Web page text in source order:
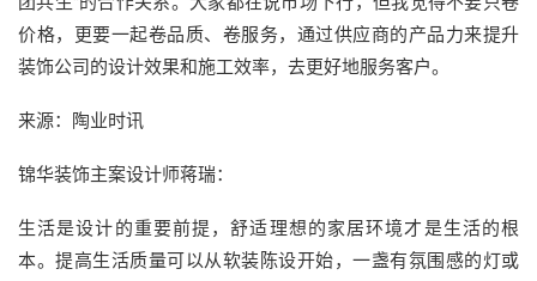
价格，更要一起卷品质、卷服务，通过供应商的产品力来提升
装饰公司的设计效果和施工效率，去更好地服务客户。
来源：陶业时讯
锦华装饰主案设计师蒋瑞：
生活是设计的重要前提，舒适理想的家居环境才是生活的根
本。提高生活质量可以从软装陈设开始，一盏有氛围感的灯或